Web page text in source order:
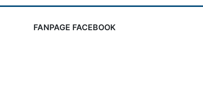
FANPAGE FACEBOOK